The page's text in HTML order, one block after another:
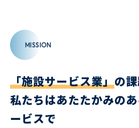
MISSION
「施設サービス業」の
私たちはあたたかみの
ービスで